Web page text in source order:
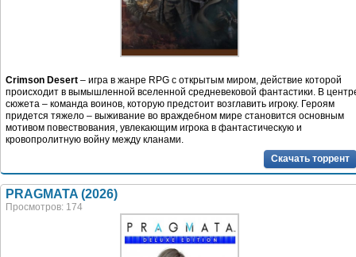
Crimson Desert – игра в жанре RPG с открытым миром, действие которой
происходит в вымышленной вселенной средневековой фантастики. В
сюжета – команда воинов, которую предстоит возглавить игроку. Героям
придется тяжело – выживание во враждебном мире становится основным
мотивом повествования, увлекающим игрока в фантастическую и
кровопролитную войну между кланами.
Скачать торрент
PRAGMATA (2026)
Просмотров: 174